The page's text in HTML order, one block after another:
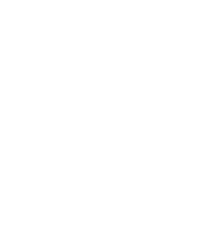
những vật liệu cao cấp
lại hiệu suất cao trong
tiến, đĩa cưa gỗ có